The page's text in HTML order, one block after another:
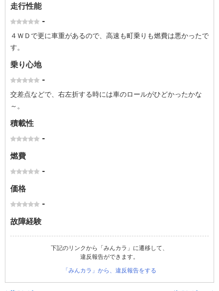
走行性能
-
４ＷＤで更に車重があるので、高速も町乗りも燃費は悪かったで
す。
乗り心地
-
交差点などで、右左折する時には車のロールがひどかったかな
～。
積載性
-
燃費
-
価格
-
故障経験
下記のリンクから「みんカラ」に遷移して、
違反報告ができます。
「みんカラ」から、違反報告をする